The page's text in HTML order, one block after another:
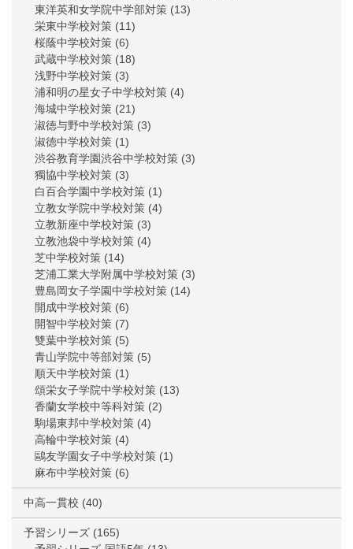
東洋英和女学院中学部対策 (13)
栄東中学校対策 (11)
桜蔭中学校対策 (6)
武蔵中学校対策 (18)
浅野中学校対策 (3)
浦和明の星女子中学校対策 (4)
海城中学校対策 (21)
淑徳与野中学校対策 (3)
淑徳中学校対策 (1)
渋谷教育学園渋谷中学校対策 (3)
獨協中学校対策 (3)
白百合学園中学校対策 (1)
立教女学院中学校対策 (4)
立教新座中学校対策 (3)
立教池袋中学校対策 (4)
芝中学校対策 (14)
芝浦工業大学附属中学校対策 (3)
豊島岡女子学園中学校対策 (14)
開成中学校対策 (6)
開智中学校対策 (7)
雙葉中学校対策 (5)
青山学院中等部対策 (5)
順天中学校対策 (1)
頌栄女子学院中学校対策 (13)
香蘭女学校中等科対策 (2)
駒場東邦中学校対策 (4)
高輪中学校対策 (4)
鷗友学園女子中学校対策 (1)
麻布中学校対策 (6)
中高一貫校 (40)
予習シリーズ (165)